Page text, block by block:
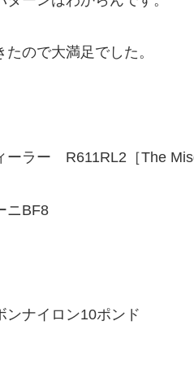
ので大満足でした。
ラー R611RL2［The
ニBF8
ナイロン10ポンド